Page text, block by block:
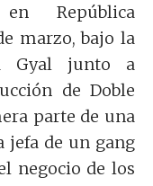
República
marzo, bajo la
Gyal junto a
de Doble
parte de una
jefa de un gang
negocio de los